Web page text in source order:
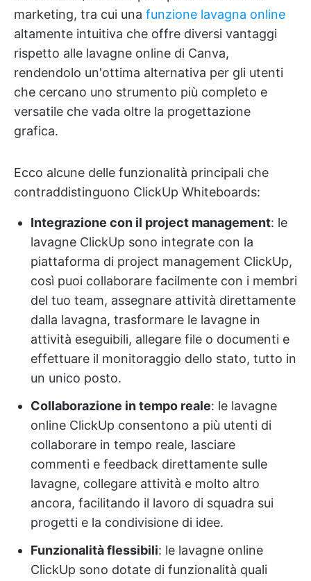
marketing, tra cui una funzione lavagna online
altamente intuitiva che offre diversi vantaggi
rispetto alle lavagne online di Canva,
rendendolo un'ottima alternativa per gli utenti
che cercano uno strumento più completo e
versatile che vada oltre la progettazione
grafica.
Ecco alcune delle funzionalità principali che
contraddistinguono ClickUp Whiteboards:
Integrazione con il project management: le
lavagne ClickUp sono integrate con la
piattaforma di project management ClickUp,
così puoi collaborare facilmente con i membri
del tuo team, assegnare attività direttamente
dalla lavagna, trasformare le lavagne in
attività eseguibili, allegare file o documenti e
effettuare il monitoraggio dello stato, tutto in
un unico posto.
Collaborazione in tempo reale: le lavagne
online ClickUp consentono a più utenti di
collaborare in tempo reale, lasciare
commenti e feedback direttamente sulle
lavagne, collegare attività e molto altro
ancora, facilitando il lavoro di squadra sui
progetti e la condivisione di idee.
Funzionalità flessibili: le lavagne online
ClickUp sono dotate di funzionalità quali